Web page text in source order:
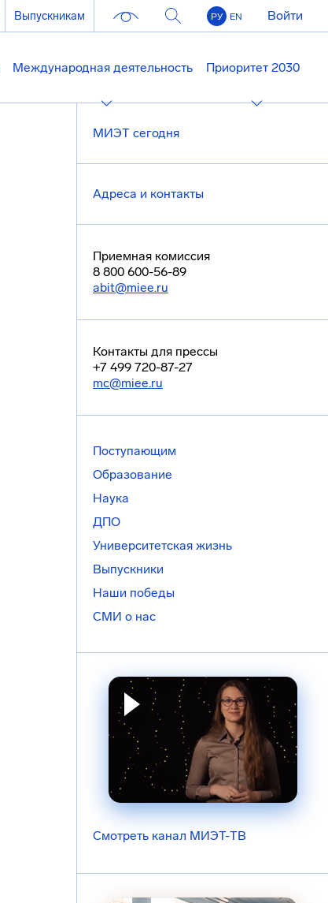
Выпускникам РУ EN Войти
Международная деятельность Приоритет 2030
МИЭТ сегодня
Адреса и контакты
Приемная комиссия
8 800 600-56-89
abit@miee.ru
Контакты для прессы
+7 499 720-87-27
mc@miee.ru
Поступающим
Образование
Наука
ДПО
Университетская жизнь
Выпускники
Наши победы
СМИ о нас
Смотреть канал МИЭТ-ТВ